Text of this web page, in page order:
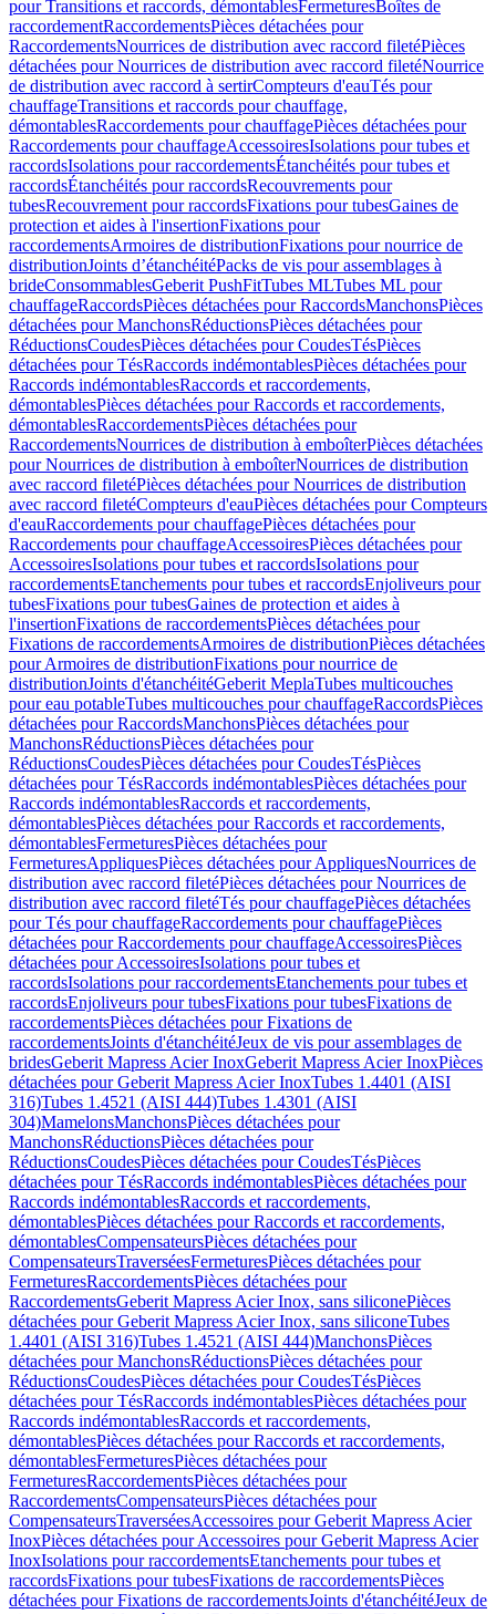
pour Transitions et raccords, démontablesFermeturesBoîtes de
raccordementRaccordementsPièces détachées pour
RaccordementsNourrices de distribution avec raccord filetéPièces
détachées pour Nourrices de distribution avec raccord filetéNourrice
de distribution avec raccord à sertirCompteurs d'eauTés pour
chauffageTransitions et raccords pour chauffage,
démontablesRaccordements pour chauffagePièces détachées pour
Raccordements pour chauffageAccessoiresIsolations pour tubes et
raccordsIsolations pour raccordementsÉtanchéités pour tubes et
raccordsÉtanchéités pour raccordsRecouvrements pour
tubesRecouvrement pour raccordsFixations pour tubesGaines de
protection et aides à l'insertionFixations pour
raccordementsArmoires de distributionFixations pour nourrice de
distributionJoints d’étanchéitéPacks de vis pour assemblages à
brideConsommablesGeberit PushFitTubes MLTubes ML pour
chauffageRaccordsPièces détachées pour RaccordsManchonsPièces
détachées pour ManchonsRéductionsPièces détachées pour
RéductionsCoudesPièces détachées pour CoudesTésPièces
détachées pour TésRaccords indémontablesPièces détachées pour
Raccords indémontablesRaccords et raccordements,
démontablesPièces détachées pour Raccords et raccordements,
démontablesRaccordementsPièces détachées pour
RaccordementsNourrices de distribution à emboîterPièces détachées
pour Nourrices de distribution à emboîterNourrices de distribution
avec raccord filetéPièces détachées pour Nourrices de distribution
avec raccord filetéCompteurs d'eauPièces détachées pour Compteurs
d'eauRaccordements pour chauffagePièces détachées pour
Raccordements pour chauffageAccessoiresPièces détachées pour
AccessoiresIsolations pour tubes et raccordsIsolations pour
raccordementsEtanchements pour tubes et raccordsEnjoliveurs pour
tubesFixations pour tubesGaines de protection et aides à
l'insertionFixations de raccordementsPièces détachées pour
Fixations de raccordementsArmoires de distributionPièces détachées
pour Armoires de distributionFixations pour nourrice de
distributionJoints d'étanchéitéGeberit MeplaTubes multicouches
pour eau potableTubes multicouches pour chauffageRaccordsPièces
détachées pour RaccordsManchonsPièces détachées pour
ManchonsRéductionsPièces détachées pour
RéductionsCoudesPièces détachées pour CoudesTésPièces
détachées pour TésRaccords indémontablesPièces détachées pour
Raccords indémontablesRaccords et raccordements,
démontablesPièces détachées pour Raccords et raccordements,
démontablesFermeturesPièces détachées pour
FermeturesAppliquesPièces détachées pour AppliquesNourrices de
distribution avec raccord filetéPièces détachées pour Nourrices de
distribution avec raccord filetéTés pour chauffagePièces détachées
pour Tés pour chauffageRaccordements pour chauffagePièces
détachées pour Raccordements pour chauffageAccessoiresPièces
détachées pour AccessoiresIsolations pour tubes et
raccordsIsolations pour raccordementsEtanchements pour tubes et
raccordsEnjoliveurs pour tubesFixations pour tubesFixations de
raccordementsPièces détachées pour Fixations de
raccordementsJoints d'étanchéitéJeux de vis pour assemblages de
bridesGeberit Mapress Acier InoxGeberit Mapress Acier InoxPièces
détachées pour Geberit Mapress Acier InoxTubes 1.4401 (AISI
316)Tubes 1.4521 (AISI 444)Tubes 1.4301 (AISI
304)MamelonsManchonsPièces détachées pour
ManchonsRéductionsPièces détachées pour
RéductionsCoudesPièces détachées pour CoudesTésPièces
détachées pour TésRaccords indémontablesPièces détachées pour
Raccords indémontablesRaccords et raccordements,
démontablesPièces détachées pour Raccords et raccordements,
démontablesCompensateursPièces détachées pour
CompensateursTraverséesFermeturesPièces détachées pour
FermeturesRaccordementsPièces détachées pour
RaccordementsGeberit Mapress Acier Inox, sans siliconePièces
détachées pour Geberit Mapress Acier Inox, sans siliconeTubes
1.4401 (AISI 316)Tubes 1.4521 (AISI 444)ManchonsPièces
détachées pour ManchonsRéductionsPièces détachées pour
RéductionsCoudesPièces détachées pour CoudesTésPièces
détachées pour TésRaccords indémontablesPièces détachées pour
Raccords indémontablesRaccords et raccordements,
démontablesPièces détachées pour Raccords et raccordements,
démontablesFermeturesPièces détachées pour
FermeturesRaccordementsPièces détachées pour
RaccordementsCompensateursPièces détachées pour
CompensateursTraverséesAccessoires pour Geberit Mapress Acier
InoxPièces détachées pour Accessoires pour Geberit Mapress Acier
InoxIsolations pour raccordementsEtanchements pour tubes et
raccordsFixations pour tubesFixations de raccordementsPièces
détachées pour Fixations de raccordementsJoints d'étanchéitéJeux de